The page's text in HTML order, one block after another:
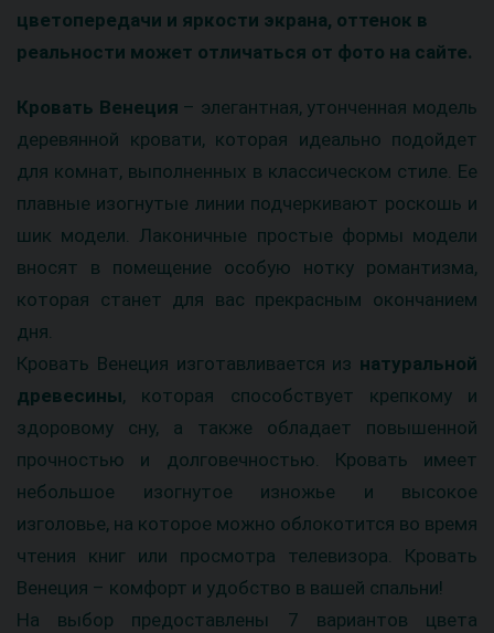
цветопередачи и яркости экрана, оттенок в
реальности может отличаться от фото на сайте.
Кровать Венеция – элегантная, утонченная модель
деревянной кровати, которая идеально подойдет
для комнат, выполненных в классическом стиле. Ее
плавные изогнутые линии подчеркивают роскошь и
шик модели. Лаконичные простые формы модели
вносят в помещение особую нотку романтизма,
которая станет для вас прекрасным окончанием
дня.
Кровать Венеция изготавливается из натуральной
древесины, которая способствует крепкому и
здоровому сну, а также обладает повышенной
прочностью и долговечностью. Кровать имеет
небольшое изогнутое изножье и высокое
изголовье, на которое можно облокотится во время
чтения книг или просмотра телевизора. Кровать
Венеция – комфорт и удобство в вашей спальни!
На выбор предоставлены 7 вариантов цвета